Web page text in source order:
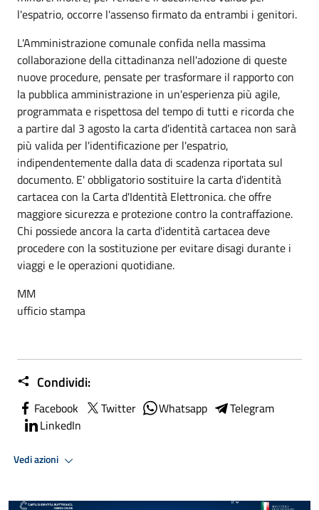
l'espatrio, occorre l'assenso firmato da entrambi i genitori.
L'Amministrazione comunale confida nella massima
collaborazione della cittadinanza nell'adozione di queste
nuove procedure, pensate per trasformare il rapporto con
la pubblica amministrazione in un'esperienza più agile,
programmata e rispettosa del tempo di tutti e ricorda che
a partire dal 3 agosto la carta d'identità cartacea non sarà
più valida per l'identificazione per l'espatrio,
indipendentemente dalla data di scadenza riportata sul
documento. E' obbligatorio sostituire la carta d'identità
cartacea con la Carta d'Identità Elettronica. che offre
maggiore sicurezza e protezione contro la contraffazione.
Chi possiede ancora la carta d'identità cartacea deve
procedere con la sostituzione per evitare disagi durante i
viaggi e le operazioni quotidiane.
MM
ufficio stampa
Condividi:
Facebook Twitter Whatsapp
Telegram
LinkedIn
Vedi azioni